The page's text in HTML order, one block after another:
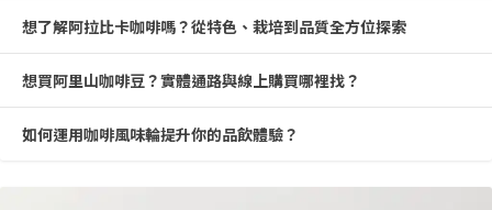
想了解阿拉比卡咖啡嗎？從特色、栽培到品質全方位探索
想買阿里山咖啡豆？實體通路與線上購買哪裡找？
如何運用咖啡風味輪提升你的品飲體驗？